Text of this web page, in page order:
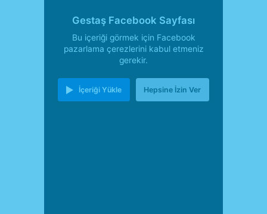
Gestaş Facebook Sayfası
Bu içeriği görmek için Facebook
pazarlama çerezlerini kabul etmeniz
gerekir.
İçeriği Yükle Hepsine İzin Ver